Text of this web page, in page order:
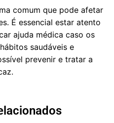
comum que pode afetar
É essencial estar atento
ajuda médica caso os
saudáveis e
prevenir e tratar a